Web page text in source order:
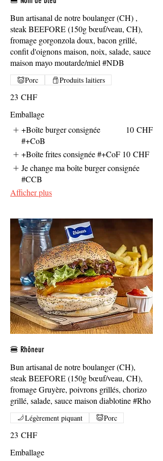
Bun artisanal de notre boulanger (CH) ,
steak BEEFORE (150g bœuf/veau, CH),
fromage gorgonzola doux, bacon grillé,
confit d'oignons maison, noix, salade, sauce
maison mayo moutarde/miel #NDB
23 CHF
Porc Produits laitiers
Emballage
+Boîte burger consignée
#+CoB
10 CHF
+Boîte frites consignée #+CoF 10 CHF
Je change ma boîte burger consignée
#CCB
Afficher plus
🍔 Rhôneur
Bun artisanal de notre boulanger (CH),
steak BEEFORE (150g bœuf/veau, CH),
fromage Gruyère, poivrons grillés, chorizo
grillé, salade, sauce maison diablotine #Rho
23 CHF
Légèrement piquant Porc
Emballage